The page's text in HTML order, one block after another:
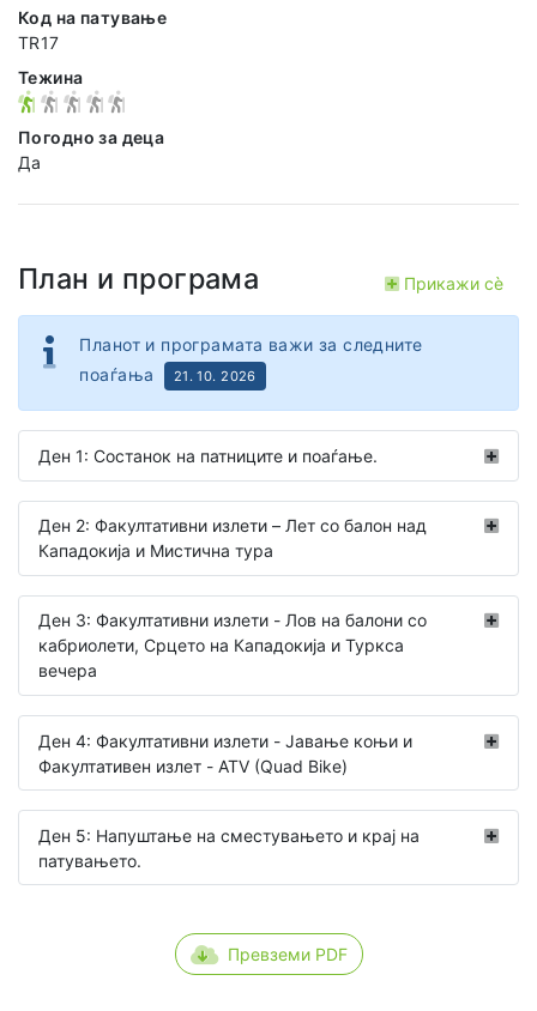
Код на патување
TR17
Тежина
Погодно за деца
Да
План и програма Прикажи сѐ
Планот и програмата важи за следните
поаѓања
21. 10. 2026
Ден 1: Состанок на патниците и поаѓање.
Ден 2: Факултативни излети – Лет со балон над
Кападокија и Мистична тура
Ден 3: Факултативни излети - Лов на балони со
кабриолети, Срцето на Кападокија и Туркса
вечера
Ден 4: Факултативни излети - Јавање коњи и
Факултативен излет - ATV (Quad Bike)
Ден 5: Напуштање на сместувањето и крај на
патувањето.
Превземи PDF